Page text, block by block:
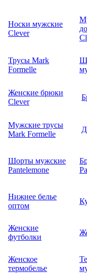
Носки мужские
Clever
Трусы Mark
Formelle
Женские брюки
Clever
Мужские трусы
Mark Formelle
Шорты мужские
Pantelemone
Нижнее белье
оптом
Женские
футболки
Женское
термобелье